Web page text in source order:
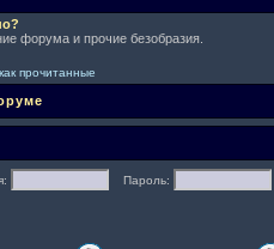
форума и прочие безобразия.
прочитанные
Пароль: